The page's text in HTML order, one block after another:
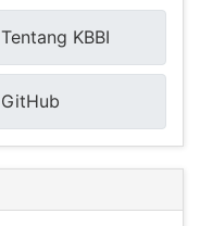
Tentang KBBI
GitHub